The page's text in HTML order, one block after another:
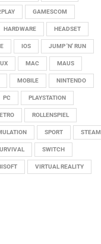
GAMESCOM
HARDWARE HEADSET
IOS JUMP 'N' RUN
MAC MAUS
MOBILE NINTENDO
PC PLAYSTATION
ROLLENSPIEL
SPORT STEAM
SWITCH
VIRTUAL REALITY